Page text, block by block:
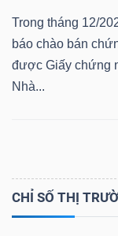
Trong tháng 12/
báo chào bán
được Giấy chứng
Nhà...
CHỈ SỐ THỊ
đầu
tư